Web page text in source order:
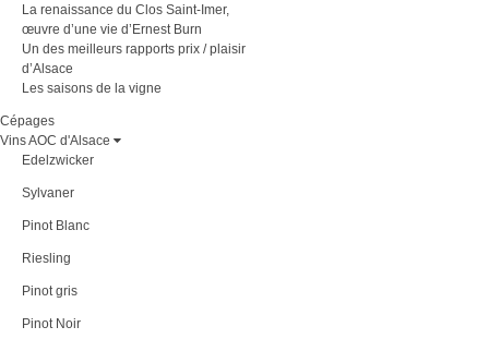
La renaissance du Clos Saint-Imer,
œuvre d’une vie d’Ernest Burn
Un des meilleurs rapports prix / plaisir
d’Alsace
Les saisons de la vigne
Cépages
Vins AOC d'Alsace
Edelzwicker
Sylvaner
Pinot Blanc
Riesling
Pinot gris
Pinot Noir